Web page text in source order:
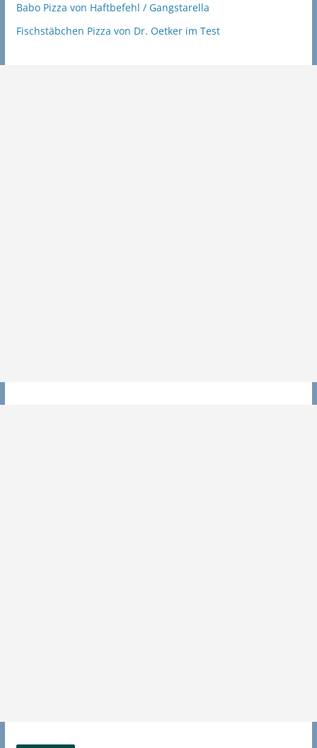
Babo Pizza von Haftbefehl / Gangstarella
Fischstäbchen Pizza von Dr. Oetker im Test